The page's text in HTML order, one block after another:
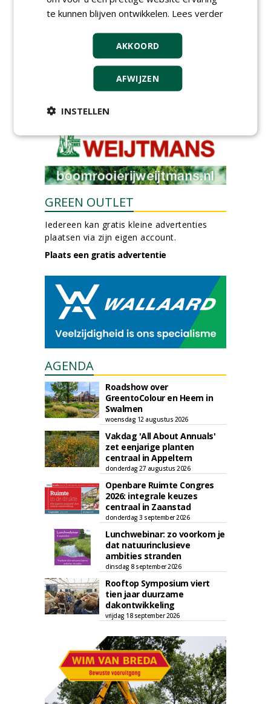
bij Wallaard
30-06-2026, 80 km rond Noordeloos
groenbeheer (32-40 uur per
week) bij SmitsRinsma
24-06-2026, Zutphen en op project locatie
meer Groene Banen
GREEN OUTLET
Iedereen kan gratis kleine advertenties
plaatsen via zijn eigen account.
Plaats een gratis advertentie
AGENDA
Roadshow over
GreentoColour en Heem in
Swalmen
woensdag 12 augustus 2026
Vakdag 'All About Annuals'
zet eenjarige planten
centraal in Appeltern
donderdag 27 augustus 2026
Openbare Ruimte Congres
2026: integrale keuzes
centraal in Zaanstad
donderdag 3 september 2026
Lunchwebinar: zo voorkom je
dat natuurinclusieve
ambities stranden
dinsdag 8 september 2026
Rooftop Symposium viert
tien jaar duurzame
dakontwikkeling
vrijdag 18 september 2026
te kunnen blijven ontwikkelen. Lees verder
AKKOORD
AFWIJZEN
INSTELLEN